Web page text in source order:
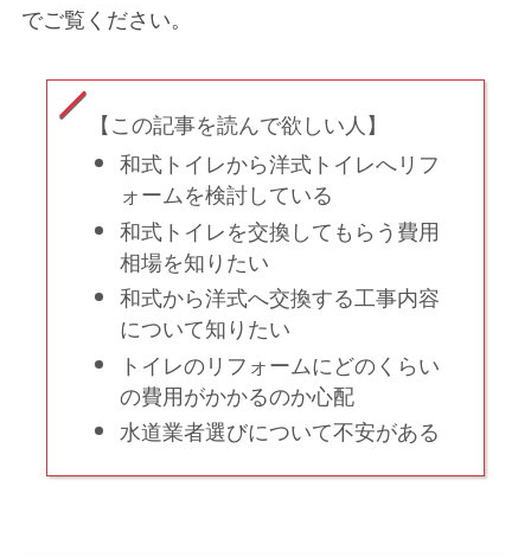
でご覧ください。
【この記事を読んで欲しい人】
和式トイレから洋式トイレへリフ
ォームを検討している
和式トイレを交換してもらう費用
相場を知りたい
和式から洋式へ交換する工事内容
について知りたい
トイレのリフォームにどのくらい
の費用がかかるのか心配
水道業者選びについて不安がある